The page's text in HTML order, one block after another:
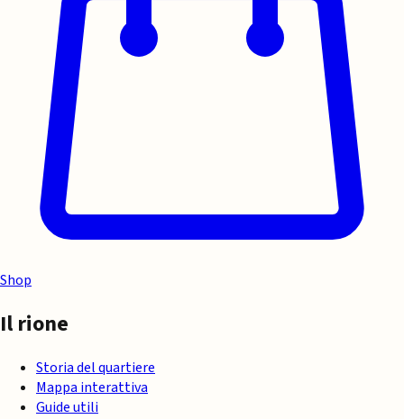
Shop
Il rione
Storia del quartiere
Mappa interattiva
Guide utili